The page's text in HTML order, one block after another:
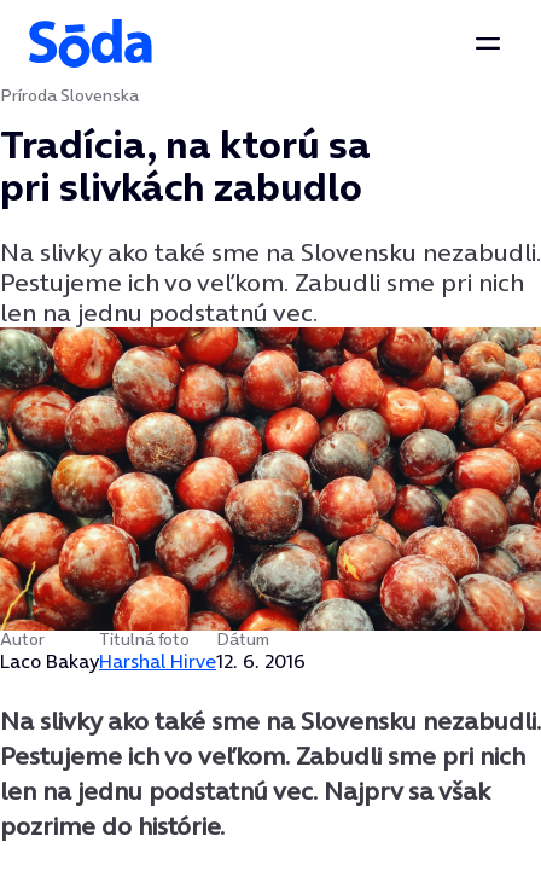
Preskočiť na obsah
Príroda Slovenska
Tradícia, na ktorú sa
pri slivkách zabudlo
Na slivky ako také sme na Slovensku nezabudli.
Pestujeme ich vo veľkom. Zabudli sme pri nich
len na jednu podstatnú vec.
Autor
Laco Bakay
Titulná foto
Harshal Hirve
Dátum
12. 6. 2016
Na slivky ako také sme na Slovensku nezabudli.
Pestujeme ich vo veľkom. Zabudli sme pri nich
len na jednu podstatnú vec. Najprv sa však
pozrime do histórie.